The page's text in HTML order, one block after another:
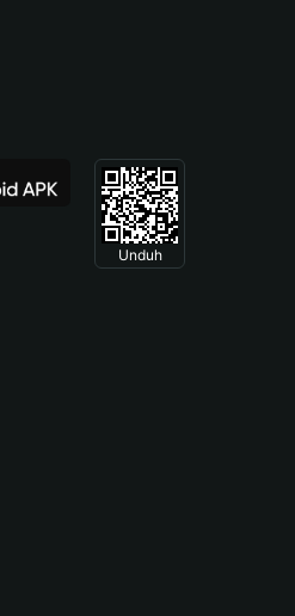
Unduh